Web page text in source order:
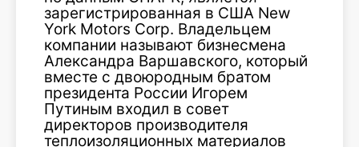
зарегистрированная в США New
York Motors Corp. Владельцем
компании называют бизнесмена
Александра Варшавского, который
вместе с двоюродным братом
президента России Игорем
Путиным входил в совет
директоров производителя
теплоизоляционных материалов